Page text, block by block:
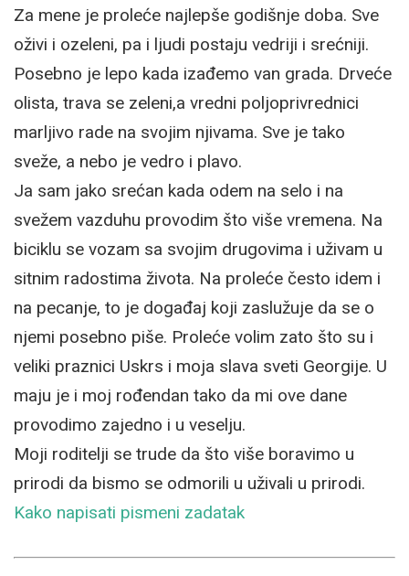
Za mene je proleće najlepše godišnje doba. Sve
oživi i ozeleni, pa i ljudi postaju vedriji i srećniji.
Posebno je lepo kada izađemo van grada. Drveće
olista, trava se zeleni,a vredni poljoprivrednici
marljivo rade na svojim njivama. Sve je tako
sveže, a nebo je vedro i plavo.
Ja sam jako srećan kada odem na selo i na
svežem vazduhu provodim što više vremena. Na
biciklu se vozam sa svojim drugovima i uživam u
sitnim radostima života. Na proleće često idem i
na pecanje, to je događaj koji zaslužuje da se o
njemi posebno piše. Proleće volim zato što su i
veliki praznici Uskrs i moja slava sveti Georgije. U
maju je i moj rođendan tako da mi ove dane
provodimo zajedno i u veselju.
Moji roditelji se trude da što više boravimo u
prirodi da bismo se odmorili u uživali u prirodi.
Kako napisati pismeni zadatak